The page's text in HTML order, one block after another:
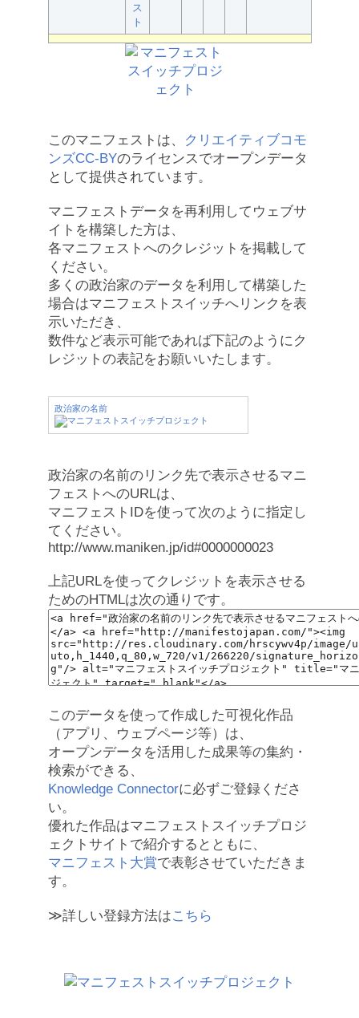
ス
ト
このマニフェストは、
クリエイティブコモ
ンズCC-BYのライセンスでオープンデータ
として提供されています。
マニフェストデータを再利用してウェブサ
イトを構築した方は、
各マニフェストへのクレジットを掲載して
ください。
多くの政治家のデータを利用して構築した
場合はマニフェストスイッチへリンクを表
示いただき、
数件など表示可能であれば下記のようにク
レジットの表記をお願いいたします。
政治家の名前
政治家の名前のリンク先で表示させるマニ
フェストへのURLは、
マニフェストIDを使って次のように指定し
てください。
http://www.maniken.jp/id#0000000023
上記URLを使ってクレジットを表示させる
ためのHTMLは次の通りです。
このデータを使って作成した可視化作品
（アプリ、ウェブページ等）は、
オープンデータを活用した成果等の集約・
検索ができる、
Knowledge Connectorに必ずご登録くださ
い。
優れた作品はマニフェストスイッチプロジ
ェクトサイトで紹介するとともに、
マニフェスト大賞で表彰させていただきま
す。
≫詳しい登録方法はこちら